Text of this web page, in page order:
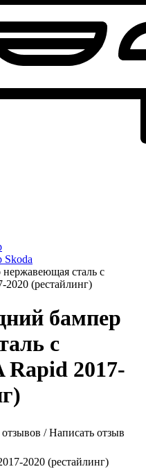
Skoda
сталь с
2020 (рестайлинг)
бампер
с
Rapid 2017-
отзывов /Написать отзыв
2020 (рестайлинг)